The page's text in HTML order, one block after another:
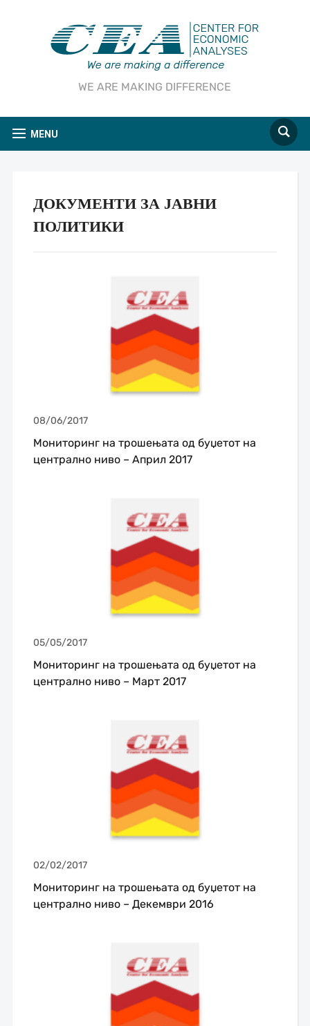
WE ARE MAKING DIFFERENCE
MENU
ДОКУМЕНТИ ЗА ЈАВНИ
ПОЛИТИКИ
08/06/2017
Мониторинг на трошењата од буџетот на
централно ниво – Април 2017
05/05/2017
Мониторинг на трошењата од буџетот на
централно ниво – Март 2017
02/02/2017
Мониторинг на трошењата од буџетот на
централно ниво – Декември 2016